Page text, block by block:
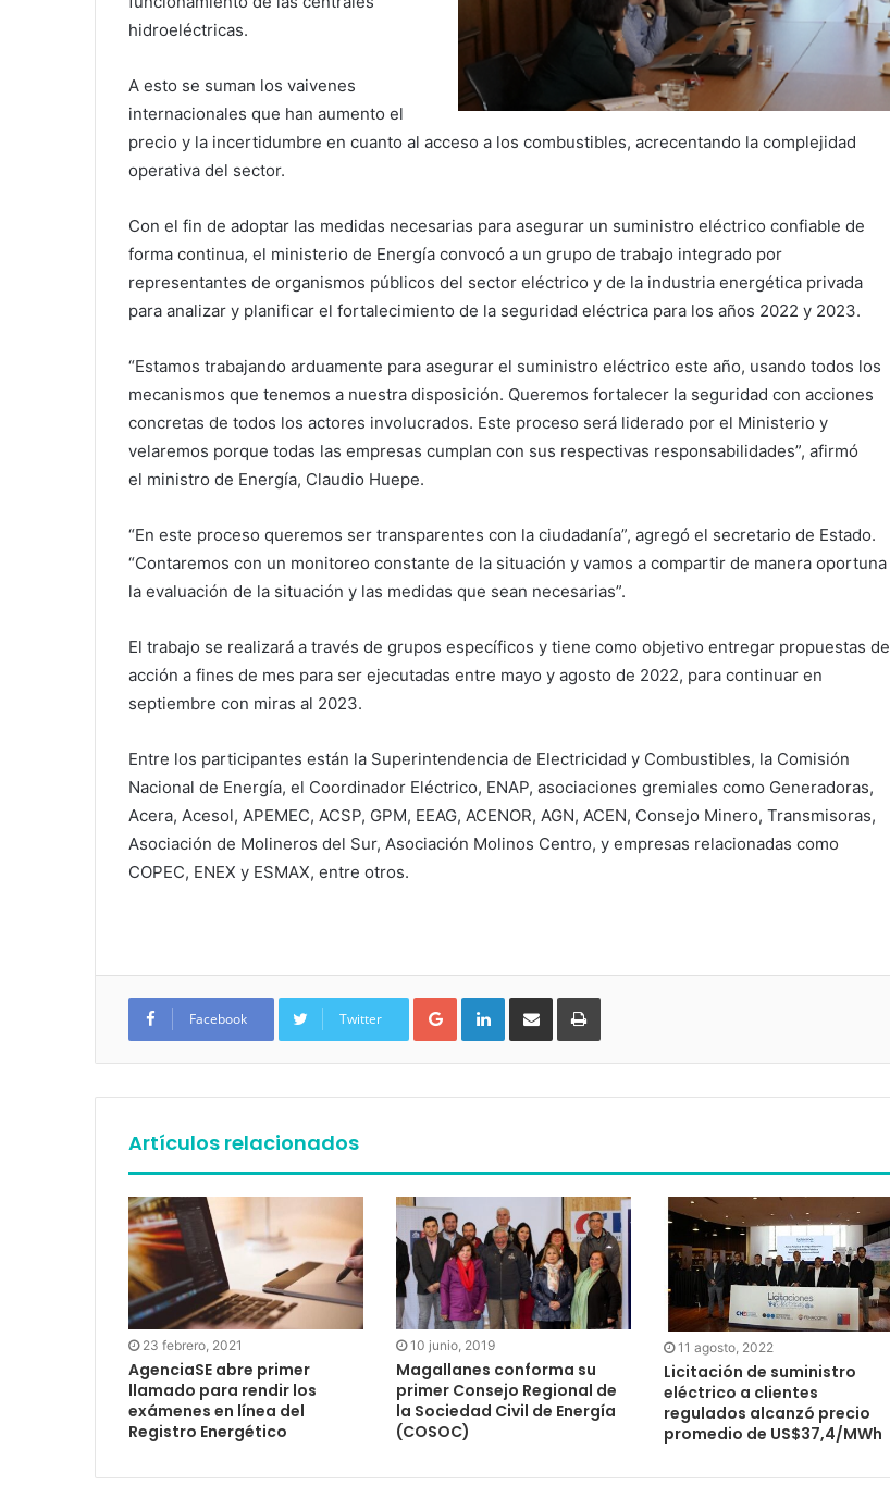
hidroeléctricas.
A esto se suman los vaivenes
internacionales que han aumento el
precio y la incertidumbre en cuanto al acceso a los combustibles, acrecentando la complejidad
operativa del sector.
Con el fin de adoptar las medidas necesarias para asegurar un suministro eléctrico confiable de
forma continua, el ministerio de Energía convocó a un grupo de trabajo integrado por
representantes de organismos públicos del sector eléctrico y de la industria energética privada
para analizar y planificar el fortalecimiento de la seguridad eléctrica para los años 2022 y 2023.
“Estamos trabajando arduamente para asegurar el suministro eléctrico este año, usando todos los
mecanismos que tenemos a nuestra disposición. Queremos fortalecer la seguridad con acciones
concretas de todos los actores involucrados. Este proceso será liderado por el Ministerio y
velaremos porque todas las empresas cumplan con sus respectivas responsabilidades”, afirmó
el ministro de Energía, Claudio Huepe.
“En este proceso queremos ser transparentes con la ciudadanía”, agregó el secretario de Estado.
“Contaremos con un monitoreo constante de la situación y vamos a compartir de manera oportuna
la evaluación de la situación y las medidas que sean necesarias”.
El trabajo se realizará a través de grupos específicos y tiene como objetivo entregar propuestas de
acción a fines de mes para ser ejecutadas entre mayo y agosto de 2022, para continuar en
septiembre con miras al 2023.
Entre los participantes están la Superintendencia de Electricidad y Combustibles, la Comisión
Nacional de Energía, el Coordinador Eléctrico, ENAP, asociaciones gremiales como Generadoras,
Acera, Acesol, APEMEC, ACSP, GPM, EEAG, ACENOR, AGN, ACEN, Consejo Minero, Transmisoras,
Asociación de Molineros del Sur, Asociación Molinos Centro, y empresas relacionadas como
COPEC, ENEX y ESMAX, entre otros.
Facebook Twitter
Google+ LinkedIn
Artículos relacionados
23 febrero, 2021
AgenciaSE abre primer
llamado para rendir los
exámenes en línea del
Registro Energético
10 junio, 2019
Magallanes conforma su
primer Consejo Regional de
la Sociedad Civil de Energía
(COSOC)
11 agosto, 2022
Licitación de suministro
eléctrico a clientes
regulados alcanzó precio
promedio de US$37,4/MWh